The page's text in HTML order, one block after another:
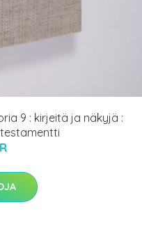
9 : kirjeitä ja näkyjä :